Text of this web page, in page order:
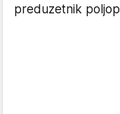
preduzetnik